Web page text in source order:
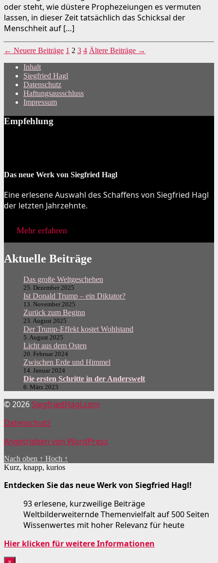
oder steht, wie düstere Prophezeiungen es vermuten
lassen, in dieser Zeit tatsächlich das Schicksal der
Menschheit auf […]
Seitennummerierung
der
Beiträge
← Neuere Beiträge 1 2 3 4 Ältere Beiträge →
Inhalt
Siegfried Hagl
Datenschutz
Haftungsausschluss
Impressum
Empfehlung
Das neue Werk von Siegfried Hagl
Eine erlesene Auswahl des Schaffens von Siegfried Hagl
der letzten Jahrzehnte.
Mehr erfahren
Aktuelle Beiträge
Das große Weltgeschehen
25. Dezember 2025
Ist Donald Trump – ein Diktator?
13. November 2025
Zurück zum Beginn
23. August 2025
Der Trump-Effekt kostet Wohlstand
5. August 2025
Licht aus dem Osten
20. Februar 2024
Zwischen Erde und Himmel
14. Januar 2024
Die ersten Schritte in der Anderswelt
6. März 2023
© 2026 SiegfriedHagl.com
Datenschutz
Angetrieben von WordPress
Nach oben ↑ Hoch ↑
Kurz, knapp, kurios
Entdecken Sie das neue Werk von Siegfried Hagl!
93 erlesene, kurzweilige Beiträge
Weltbilderweiternde Themenvielfalt auf 500 Seiten
Wissenwertes mit hoher Relevanz für heute
Hier klicken für weitere Informationen